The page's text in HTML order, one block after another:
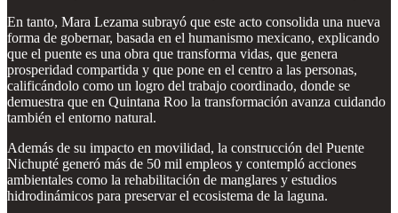
En tanto, Mara Lezama subrayó que este acto consolida una nueva
forma de gobernar, basada en el humanismo mexicano, explicando
que el puente es una obra que transforma vidas, que genera
prosperidad compartida y que pone en el centro a las personas,
calificándolo como un logro del trabajo coordinado, donde se
demuestra que en Quintana Roo la transformación avanza cuidando
también el entorno natural.
Además de su impacto en movilidad, la construcción del Puente
Nichupté generó más de 50 mil empleos y contempló acciones
ambientales como la rehabilitación de manglares y estudios
hidrodinámicos para preservar el ecosistema de la laguna.